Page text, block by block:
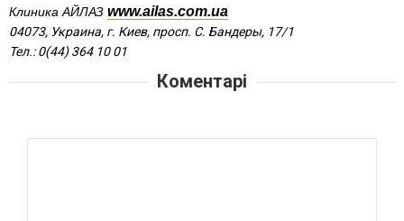
Клиника АЙЛАЗ www.ailas.com.ua
04073, Украина, г. Киев, просп. С. Бандеры, 17/1
Тел.: 0(44) 364 10 01
Коментарі